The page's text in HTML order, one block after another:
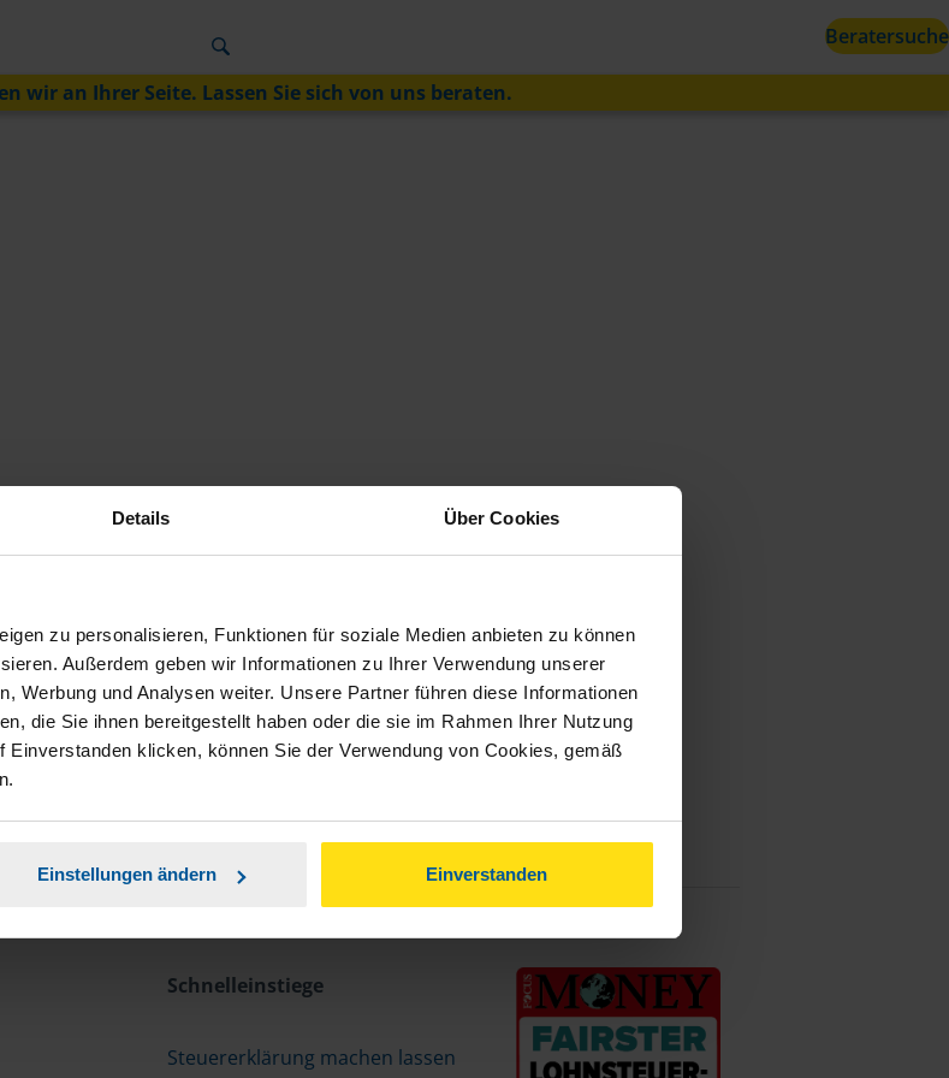
Details Über Cookies
zu personalisieren, Funktionen für soziale Medien anbieten zu können
Außerdem geben wir Informationen zu Ihrer Verwendung unserer
Werbung und Analysen weiter. Unsere Partner führen diese Informationen
die Sie ihnen bereitgestellt haben oder die sie im Rahmen Ihrer Nutzung
klicken, können Sie der Verwendung von Cookies, gemäß
Einstellungen ändern Einverstanden
Beratersuche
wir an Ihrer Seite. Lassen Sie sich von uns beraten.
Schnelleinstiege
Steuererklärung machen lassen